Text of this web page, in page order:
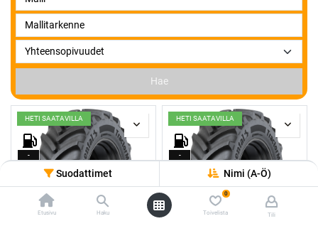
Suodattimet Nimi (A-Ö)
Etusivu Haku
0
Toivelista Tili
Hae
HETI SAATAVILLA
-
-
HETI SAATAVILLA
-
-